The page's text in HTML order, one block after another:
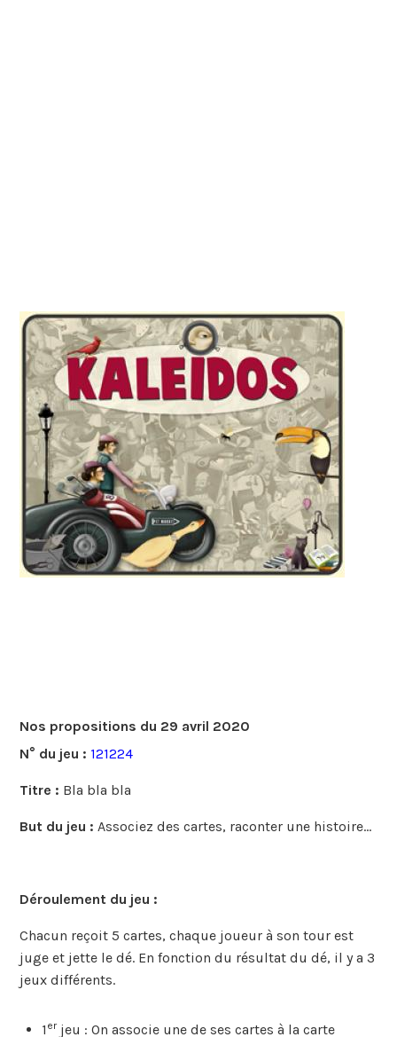
Nos propositions du 29 avril 2020
N° du jeu : 121224
Titre : Bla bla bla
But du jeu : Associez des cartes, raconter une histoire…
Déroulement du jeu :
Chacun reçoit 5 cartes, chaque joueur à son tour est
juge et jette le dé. En fonction du résultat du dé, il y a 3
jeux différents.
1 erjeu : On associe une de ses cartes à la carte